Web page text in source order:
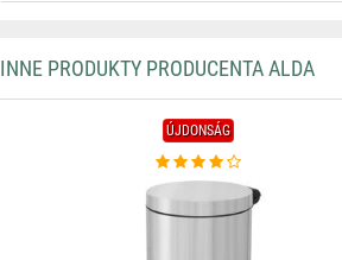
INNE PRODUKTY PRODUCENTA ALDA
ÚJDONSÁG